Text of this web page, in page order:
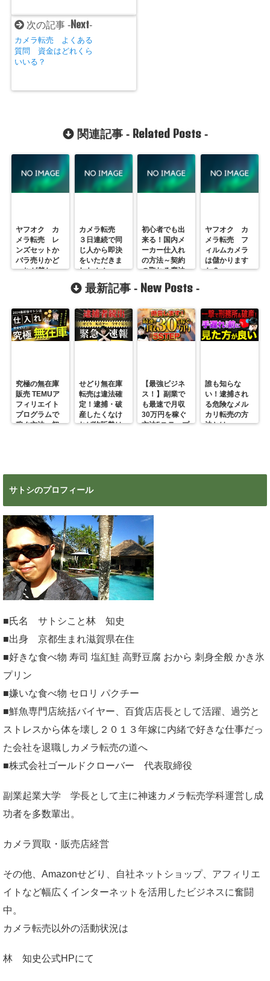
次の記事 - Next-
カメラ転売 よくある
質問 資金はどれくら
いいる？
関連記事 - Related Posts-
ヤフオク カ
メラ転売 レ
ンズセットか
バラ売りかど
っちが儲か
カメラ転売
３日連続で同
じ人から即決
をいただきま
した＾＾
初心者でも出
来る！国内メ
ーカー仕入れ
の方法～契約
の取れる魔法
の言葉を伝授
～
ヤフオク カ
メラ転売 フ
ィルムカメラ
は儲かります
か？
最新記事 - New Posts -
究極の無在庫
販売 TEMUア
フィリエイト
プログラムで
稼ぐ方法 初
せどり無在庫
転売は違法確
定！逮捕・破
産したくなけ
れば物販勢は
【最強ビジネ
ス！】副業で
も最速で月収
30万円を稼ぐ
方法5ステップ
誰も知らな
い！逮捕され
る危険なメル
カリ転売の方
法とは
サトシのプロフィール
■氏名 サトシこと林 知史
■出身 京都生まれ滋賀県在住
■好きな食べ物 寿司 塩紅鮭 高野豆腐 おから 刺身全般 かき氷
プリン
■嫌いな食べ物 セロリ パクチー
■鮮魚専門店統括バイヤー、百貨店店長として活躍、過労と
ストレスから体を壊し２０１３年嫁に内緒で好きな仕事だっ
た会社を退職しカメラ転売の道へ
■株式会社ゴールドクローバー 代表取締役
副業起業大学 学長として主に神速カメラ転売学科運営し成
功者を多数輩出。
カメラ買取・販売店経営
その他、Amazonせどり、自社ネットショップ、アフィリエ
イトなど幅広くインターネットを活用したビジネスに奮闘
中。
カメラ転売以外の活動状況は
林 知史公式HPにて